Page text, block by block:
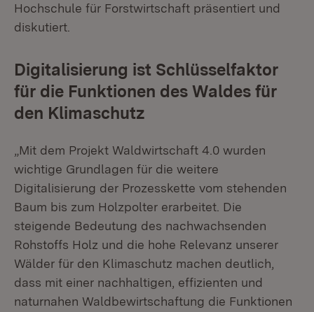
Hochschule für Forstwirtschaft präsentiert und
diskutiert.
Digitalisierung ist Schlüsselfaktor
für die Funktionen des Waldes für
den Klimaschutz
„Mit dem Projekt Waldwirtschaft 4.0 wurden
wichtige Grundlagen für die weitere
Digitalisierung der Prozesskette vom stehenden
Baum bis zum Holzpolter erarbeitet. Die
steigende Bedeutung des nachwachsenden
Rohstoffs Holz und die hohe Relevanz unserer
Wälder für den Klimaschutz machen deutlich,
dass mit einer nachhaltigen, effizienten und
naturnahen Waldbewirtschaftung die Funktionen